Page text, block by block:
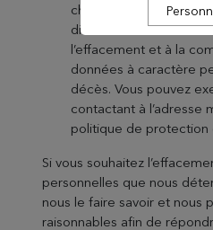
chaque utilisateur a le
directives relatives à la
l’effacement et à la
données à caractère
décès. Vous pouvez
contactant à l’adresse
politique de protection
Si vous souhaitez
personnelles que nous
nous le faire savoir et nous
raisonnables afin de